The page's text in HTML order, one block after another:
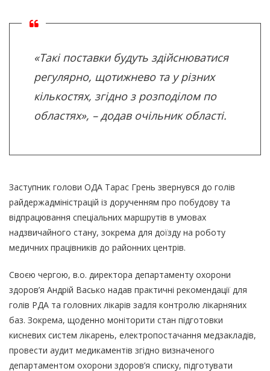
«Такі поставки будуть здійснюватися
регулярно, щотижнево та у різних
кількостях, згідно з розподілом по
областях», – додав очільник області.
Заступник голови ОДА Тарас Грень звернувся до голів
райдержадміністрацій із дорученням про побудову та
відпрацювання спеціальних маршрутів в умовах
надзвичайного стану, зокрема для доїзду на роботу
медичних працівників до районних центрів.
Своєю чергою, в.о. директора департаменту охорони
здоров’я Андрій Васько надав практичні рекомендації для
голів РДА та головних лікарів задля контролю лікарняних
баз. Зокрема, щоденно моніторити стан підготовки
кисневих систем лікарень, електропостачання медзакладів,
провести аудит медикаментів згідно визначеного
департаментом охорони здоров’я списку, підготувати